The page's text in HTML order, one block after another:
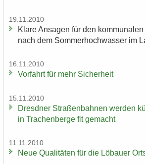
19.11.2010
Klare An­sa­gen für den
nach dem Som­mer­hoch­was­ser im
16.11.2010
Vor­fahrt für mehr Si­cher­heit
15.11.2010
Dresd­ner Stra­ßen­bah­nen wer­den
in Tra­chen­ber­ge fit ge­macht
11.11.2010
Neue Qua­li­tä­ten für die Lö­bau­er